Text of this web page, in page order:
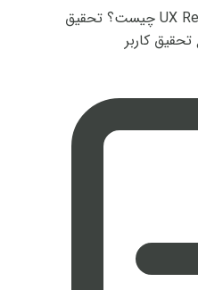
تحقیق UX چیست؟ UX Research چیست؟ تحقیق
کاربر